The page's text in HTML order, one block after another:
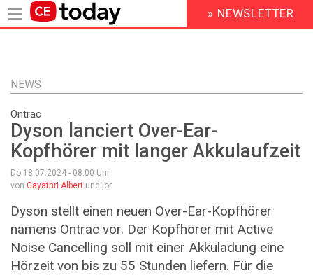
Inhalt
HEADER
MENU
» NEWSLETTER
NEWS
Ontrac
Dyson lanciert Over-Ear-
Kopfhörer mit langer Akkulaufzeit
Do 18.07.2024 - 08:00 Uhr
von Gayathri Albert und jor
Dyson stellt einen neuen Over-Ear-Kopfhörer
namens Ontrac vor. Der Kopfhörer mit Active
Noise Cancelling soll mit einer Akkuladung eine
Hörzeit von bis zu 55 Stunden liefern. Für die